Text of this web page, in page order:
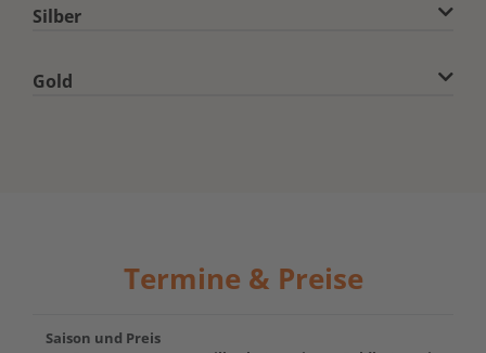
Silber
Gold
Termine & Preise
Saison und Preis